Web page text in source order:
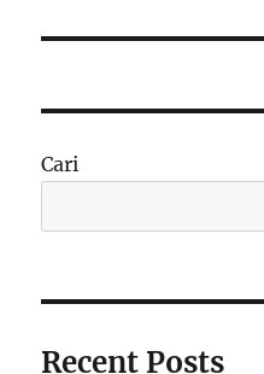
Cari
Recent Posts